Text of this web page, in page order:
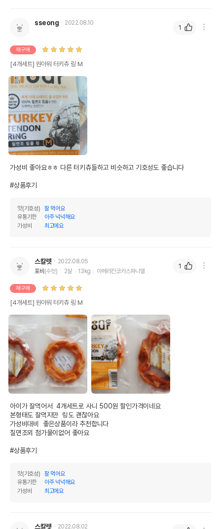
sseong 2022.08.10
재구매
[4개세트] 원아워 터키츄 링 M
가성비 좋아요ㅎㅎ 다른 터키츄들하고 비슷하고 기호성도 좋습니다
#상품후기
맛(기호성)
잘 먹어요
유통기한
아주 넉넉해요
가성비
최고에요
1
스칼렛
2022.08.05
포비(수컷) 2살 13kg 아메리칸코카스파니엘
재구매
[4개세트] 원아워 터키츄 링 M
아이가 잘먹어서  4개세트로 사니 500원 할인가격이네요
본형태도 잘먹지만  링도 괜찮아요
가성비대비  좋은상품이라 추천합니다
칠면조외 첨가물이없어 좋아요
#상품후기
맛(기호성)
잘 먹어요
유통기한
아주 넉넉해요
가성비
최고에요
1
스칼렛 2022.08.02